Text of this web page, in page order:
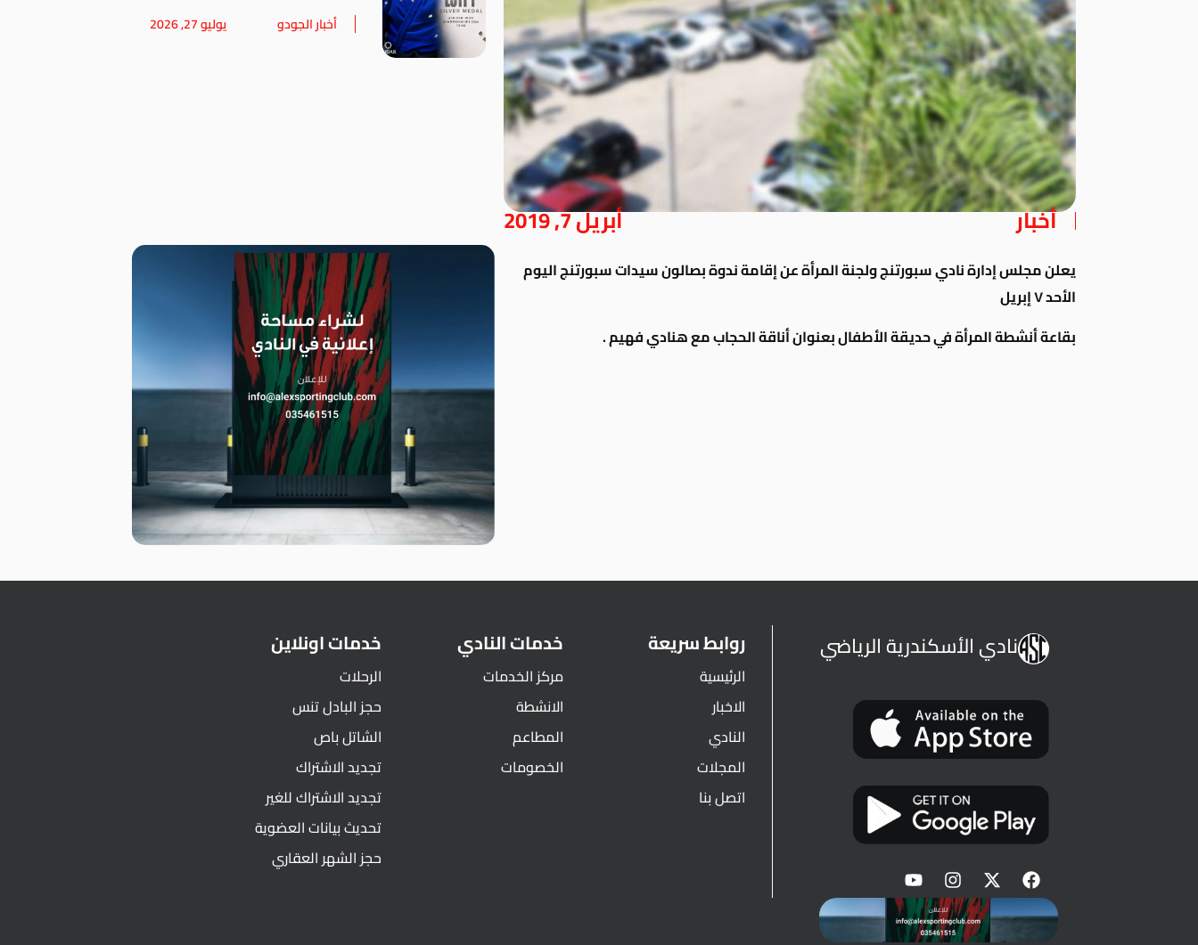
أخبار أبريل 7, 2019
يعلن مجلس إدارة نادي سبورتنج ولجنة المرأة عن إقامة ندوة بصالون سيدات سبورتنج اليوم
الأحد ٧ إبريل
بقاعة أنشطة المرأةفي حديقة الأطفال بعنوان أناقة الحجاب مع هنادي فهيم .
أخبار الجودو يوليو 27, 2026
نادي الأسكندرية الرياضي روابط سريعة
الرئيسية
الاخبار
النادي
المجلات
اتصل بنا
خدمات النادي
مركز الخدمات
الانشطة
المطاعم
الخصومات
خدمات اونلاين
الرحلات
حجز البادل تنس
الشاتل باص
تجديد الاشتراك
تجديد الاشتراك للغير
تحديث بيانات العضوية
حجز الشهر العقاري